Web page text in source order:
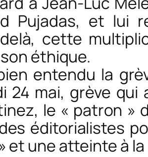
Pujadas, et lui
cette
éthique.
entendu la
24 mai, grève
le « patron »
éditorialistes
une atteinte à la